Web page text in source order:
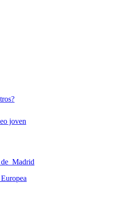
joven